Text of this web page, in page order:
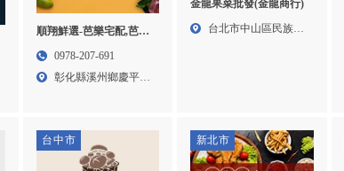
順翔鮮選-芭樂宅配,芭樂
批發,水果宅配,彰化芭樂
0978-207-691
彰化縣溪州鄉慶平路
金龍果菜批發(金龍商行)
台北市中山區民族東
台中市 新北市